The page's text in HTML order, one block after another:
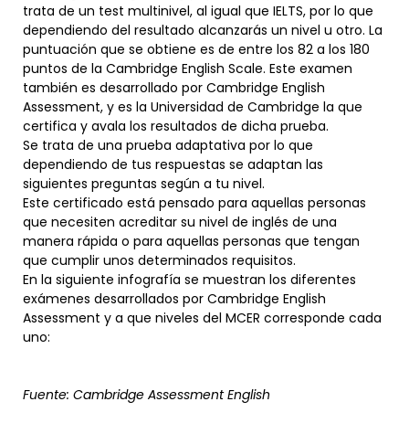
trata de un test multinivel, al igual que IELTS, por lo que
dependiendo del resultado alcanzarás un nivel u otro. La
puntuación que se obtiene es de entre los 82 a los 180
puntos de la Cambridge English Scale. Este examen
también es desarrollado por Cambridge English
Assessment, y es la Universidad de Cambridge la que
certifica y avala los resultados de dicha prueba.
Se trata de una prueba adaptativa por lo que
dependiendo de tus respuestas se adaptan las
siguientes preguntas según a tu nivel.
Este certificado está pensado para aquellas personas
que necesiten acreditar su nivel de inglés de una
manera rápida o para aquellas personas que tengan
que cumplir unos determinados requisitos.
En la siguiente infografía se muestran los diferentes
exámenes desarrollados por Cambridge English
Assessment y a que niveles del MCER corresponde cada
uno:
Fuente: Cambridge Assessment English